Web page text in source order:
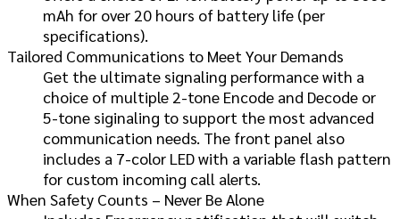
mAh for over 20 hours of battery life (per
specifications).
Tailored Communications to Meet Your Demands
Get the ultimate signaling performance with a
choice of multiple 2-tone Encode and Decode or
5-tone siginaling to support the most advanced
communication needs. The front panel also
includes a 7-color LED with a variable flash pattern
for custom incoming call alerts.
When Safety Counts – Never Be Alone